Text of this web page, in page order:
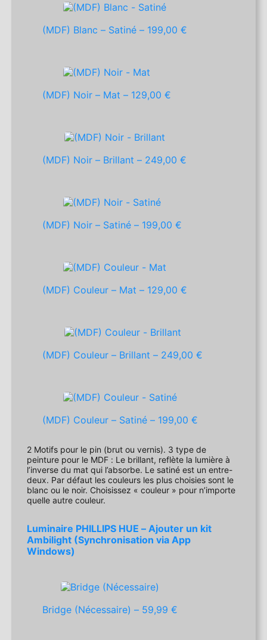
(MDF) Blanc – Satiné – 199,00 €
(MDF) Noir – Mat – 129,00 €
(MDF) Noir – Brillant – 249,00 €
(MDF) Noir – Satiné – 199,00 €
(MDF) Couleur – Mat – 129,00 €
(MDF) Couleur – Brillant – 249,00 €
(MDF) Couleur – Satiné – 199,00 €
2 Motifs pour le pin (brut ou vernis). 3 type de
peinture pour le MDF : Le brillant, reflète la lumière à
l’inverse du mat qui l’absorbe. Le satiné est un entre-
deux. Par défaut les couleurs les plus choisies sont le
blanc ou le noir. Choisissez « couleur » pour n’importe
quelle autre couleur.
Luminaire PHILLIPS HUE – Ajouter un kit
Ambilight (Synchronisation via App
Windows)
Bridge (Nécessaire) – 59,99 €